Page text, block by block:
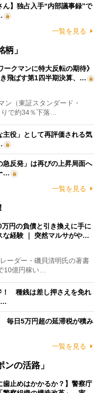
ん】独占入手“内部議事録”で
一覧を見る
」
ークマンに特大反転の期待》
飛ばす第1四半期決算、…
（東証スタンダード・
で約34％下落…
役」として再評価される気
反発」は再びの上昇局面へ
…
一覧を見る
万円の負債と引き換えに手に
な経験 ｜ 突然マルサがや…
ーダー・磯貝清明氏の著書
10億円稼い…
！ 種銭は差し押さえを免れ
…
毎日5万円超の延滞税が積み
一覧を見る
の活路」
歯止めはかかるか？】警察庁